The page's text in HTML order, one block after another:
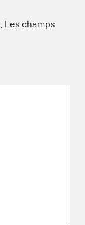
Les champs